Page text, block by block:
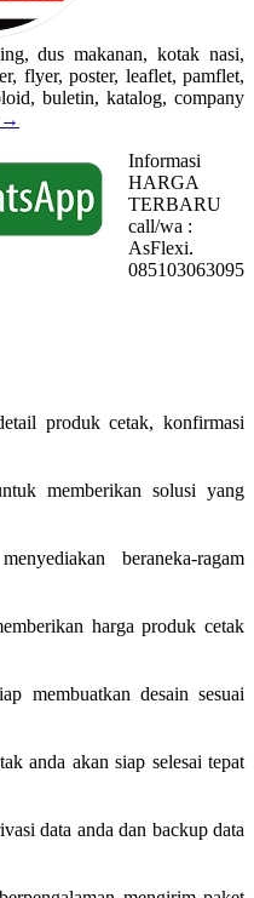
dus makanan, kotak nasi,
flyer, poster, leaflet, pamflet,
buletin, katalog, company
→
Informasi
HARGA
TERBARU
call/wa :
AsFlexi.
085103063095
produk cetak, konfirmasi
memberikan solusi yang
beraneka-ragam
harga produk cetak
membuatkan desain sesuai
anda akan siap selesai tepat
data anda dan backup data